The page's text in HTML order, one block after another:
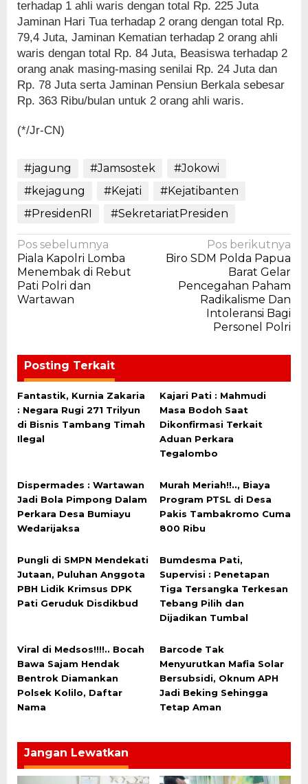
terhadap 1 ahli waris dengan total Rp. 225 Juta
Jaminan Hari Tua terhadap 2 orang dengan total Rp.
79,4 Juta, Jaminan Kematian terhadap 2 orang ahli
waris dengan total Rp. 84 Juta, Beasiswa terhadap 2
orang anak masing-masing senilai Rp. 24 Juta dan
Rp. 78 Juta serta Jaminan Pensiun Berkala sebesar
Rp. 363 Ribu/bulan untuk 2 orang ahli waris.
(*/Jr-CN)
#jagung #Jamsostek
#Jokowi
#kejagung
#Kejati
#Kejatibanten
#PresidenRI
#SekretariatPresiden
Navigasi
pos
Pos sebelumnya
Piala Kapolri Lomba
Menembak di Rebut
Pati Polri dan
Wartawan
Pos berikutnya
Biro SDM Polda Papua
Barat Gelar
Pencegahan Paham
Radikalisme Dan
Intoleransi Bagi
Personel Polri
Posting Terkait
Fantastik, Kurnia Zakaria
: Negara Rugi 271 Trilyun
di Bisnis Tambang Timah
Ilegal
Kajari Pati : Mahmudi
Masa Bodoh Saat
Dikonfirmasi Terkait
Aduan Perkara
Tegalombo
Dispermades : Wartawan
Jadi Bola Pimpong Dalam
Perkara Desa Bumiayu
Wedarijaksa
Murah Meriah!!.., Biaya
Program PTSL di Desa
Pakis Tambakromo Cuma
800 Ribu
Pungli di SMPN Mendekati
Jutaan, Puluhan Anggota
PBH Lidik Krimsus DPK
Pati Geruduk Disdikbud
Bumdesma Pati,
Supervisi : Penetapan
Tiga Tersangka Terkesan
Tebang Pilih dan
Dijadikan Tumbal
Viral di Medsos!!!!.. Bocah
Bawa Sajam Hendak
Bentrok Diamankan
Polsek Kolilo, Daftar
Nama
Barcode Tak
Menyurutkan Mafia Solar
Bersubsidi, Oknum APH
Jadi Beking Sehingga
Tetap Aman
Jangan Lewatkan